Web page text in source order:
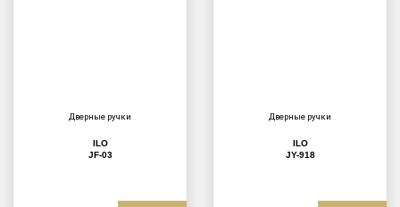
Дверные ручки
ILO
JF-03
Дверные ручки
ILO
JY-918